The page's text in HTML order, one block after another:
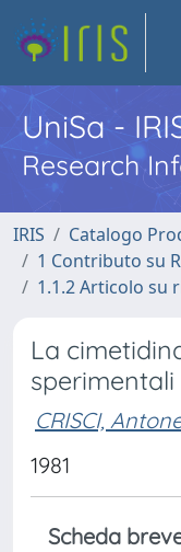
UniSa -
Research
IRIS
Catalogo
1 Contributo su
1.1.2 Articolo su
La
CRISCI,
1981
Scheda